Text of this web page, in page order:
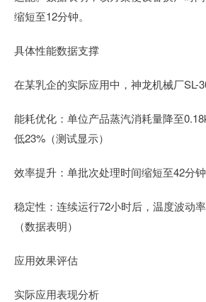
缩短至12分钟。
具体性能数据支撑
在某乳企的实际应用中，神龙机械厂SL-
能耗优化：单位产品蒸汽消耗量降至
低23%（测试显示）
效率提升：单批次处理时间缩短至42分
稳定性：连续运行72小时后，温度波动
（数据表明）
应用效果评估
实际应用表现分析